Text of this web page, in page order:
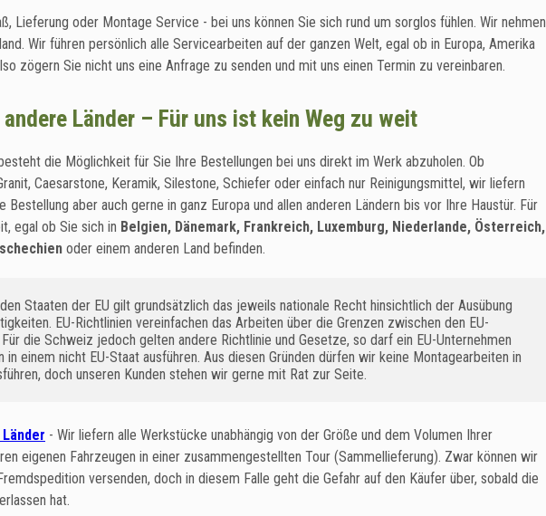
Lieferung oder Montage Service - bei uns können Sie sich rund um sorglos fühlen. Wir nehmen
Wir führen persönlich alle Servicearbeiten auf der ganzen Welt, egal ob in Europa, Amerika
zögern Sie nicht uns eine Anfrage zu senden und mit uns einen Termin zu vereinbaren.
Länder – Für uns ist kein Weg zu weit
die Möglichkeit für Sie Ihre Bestellungen bei uns direkt im Werk abzuholen. Ob
Caesarstone, Keramik, Silestone, Schiefer oder einfach nur Reinigungsmittel, wir liefern
Bestellung aber auch gerne in ganz Europa und allen anderen Ländern bis vor Ihre Haustür. Für
egal ob Sie sich in Belgien, Dänemark, Frankreich, Luxemburg, Niederlande, Österreich,
oder einem anderen Land befinden.
Staaten der EU gilt grundsätzlich das jeweils nationale Recht hinsichtlich der Ausübung
EU-Richtlinien vereinfachen das Arbeiten über die Grenzen zwischen den EU-
die Schweiz jedoch gelten andere Richtlinie und Gesetze, so darf ein EU-Unternehmen
in einem nicht EU-Staat ausführen. Aus diesen Gründen dürfen wir keine Montagearbeiten in
doch unseren Kunden stehen wir gerne mit Rat zur Seite.
- Wir liefern alle Werkstücke unabhängig von der Größe und dem Volumen Ihrer
eigenen Fahrzeugen in einer zusammengestellten Tour (Sammellieferung). Zwar können wir
versenden, doch in diesem Falle geht die Gefahr auf den Käufer über, sobald die
hat.